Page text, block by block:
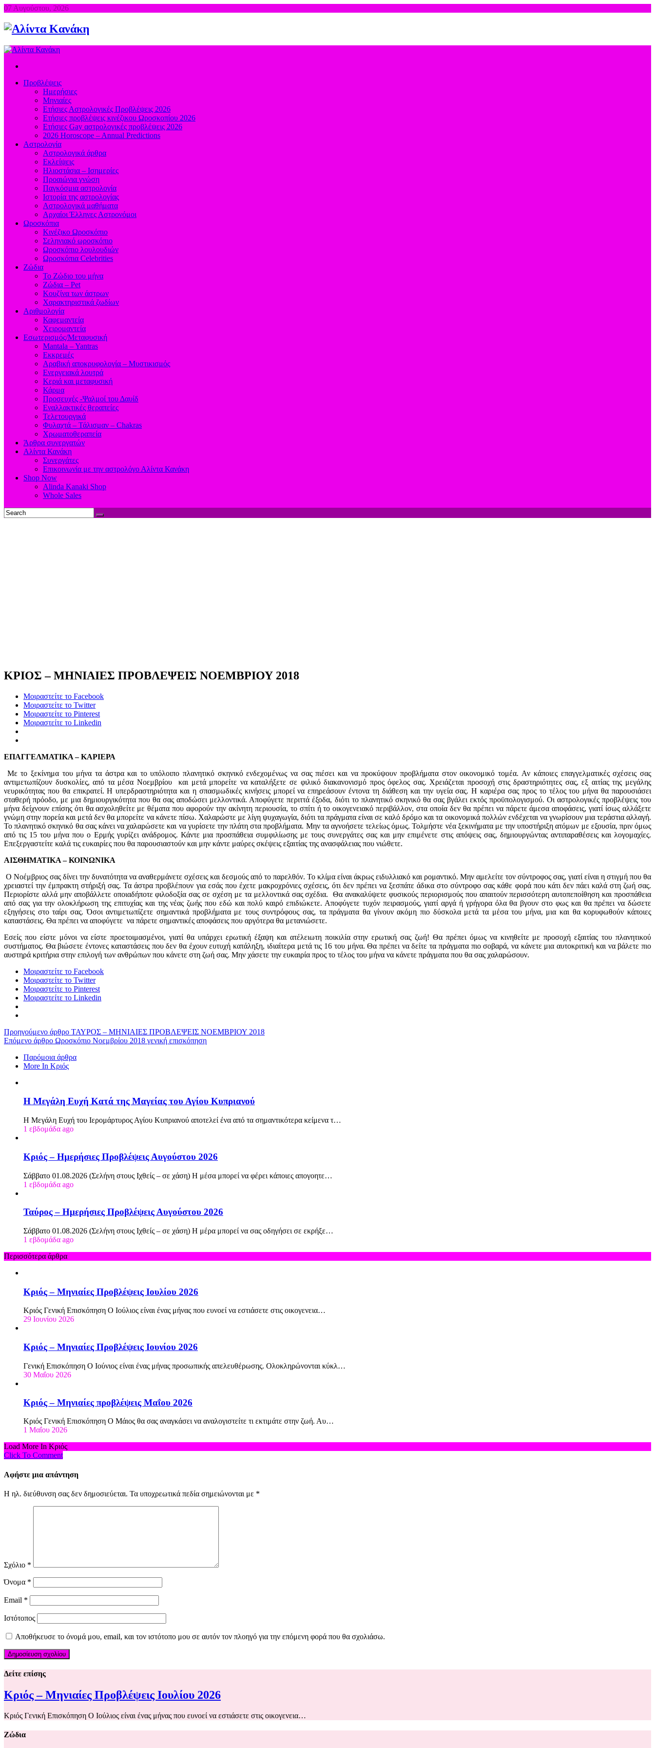
07 Αυγούστου, 2026
Προβλέψεις
Ημερήσιες
Μηνιαίες
Ετήσιες Αστρολογικές Προβλέψεις 2026
Ετήσιες προβλέψεις κινέζικου Ωροσκοπίου 2026
Ετήσιες Gay αστρολογικές προβλέψεις 2026
2026 Horoscope – Annual Predictions
Αστρολογία
Αστρολογικά άρθρα
Εκλείψεις
Ηλιοστάσια – Ισημερίες
Προαιώνια γνώση
Παγκόσμια αστρολογία
Ιστορία της αστρολογίας
Aστρολογικά μαθήματα
Aρχαίοι Έλληνες Αστρονόμοι
Ωροσκόπια
Κινέζικο Ωροσκόπιο
Σεληνιακό ωροσκόπιο
Ωροσκόπιο λουλουδιών
Ωροσκόπια Celebrities
Ζώδια
Το Ζώδιο του μήνα
Ζώδια – Pet
Κουζίνα των άστρων
Χαρακτηριστικά ζωδίων
Αριθμολογία
Καφεμαντεία
Χειρομαντεία
Εσωτερισμός/Μεταφυσική
Mantala – Yantras
Εκκρεμές
Αραβική αποκρυφολογία – Μυστικισμός
Ενεργειακά λουτρά
Κεριά και μεταφυσική
Κάρμα
Προσευχές -Ψαλμοί του Δαυίδ
Εναλλακτικές θεραπείες
Τελετουργικά
Φυλαχτά – Τάλισμαν – Chakras
Χρωματοθεραπεία
Άρθρα συνεργατών
Αλίντα Κανάκη
Συνεργάτες
Επικοινωνία με την αστρολόγο Αλίντα Κανάκη
Shop Now
Alinda Kanaki Shop
Whole Sales
ΚΡΙΟΣ – ΜΗΝΙΑΙΕΣ ΠΡΟΒΛΕΨΕΙΣ ΝΟΕΜΒΡΙΟΥ 2018
Μοιραστείτε το Facebook
Μοιραστείτε το Twitter
Μοιραστείτε το Pinterest
Μοιραστείτε το Linkedin
ΕΠΑΓΓΕΛΜΑΤΙΚΑ – ΚΑΡΙΕΡΑ
Με το ξεκίνημα του μήνα τα άστρα και το υπόλοιπο πλανητικό σκηνικό ενδεχομένως να σας πιέσει και να προκύψουν προβλήματα στον οικονομικό τομέα. Αν κάποιες επαγγελματικές σχέσεις σας
αντιμετωπίζουν δυσκολίες, από τα μέσα Νοεμβρίου και μετά μπορείτε να καταλήξετε σε φιλικό διακανονισμό προς όφελος σας. Χρειάζεται προσοχή στις δραστηριότητες σας, εξ αιτίας της μεγάλης
νευρικότητας που θα επικρατεί. Η υπερδραστηριότητα και η σπασμωδικές κινήσεις μπορεί να επηρεάσουν έντονα τη διάθεση και την υγεία σας. Η καριέρα σας προς το τέλος του μήνα θα παρουσιάσει
σταθερή πρόοδο, με μια δημιουργικότητα που θα σας αποδώσει μελλοντικά. Αποφύγετε περιττά έξοδα, διότι το πλανητικό σκηνικό θα σας βγάλει εκτός προϋπολογισμού. Οι αστρολογικές προβλέψεις του
μήνα δείχνουν επίσης ότι θα ασχοληθείτε με θέματα που αφορούν την ακίνητη περιουσία, το σπίτι ή το οικογενειακό περιβάλλον, στα οποία δεν θα πρέπει να πάρετε άμεσα αποφάσεις, γιατί ίσως αλλάξετε
γνώμη στην πορεία και μετά δεν θα μπορείτε να κάνετε πίσω. Χαλαρώστε με λίγη ψυχαγωγία, διότι τα πράγματα είναι σε καλό δρόμο και τα οικονομικά πολλών ενδέχεται να γνωρίσουν μια τεράστια αλλαγή.
Το πλανητικό σκηνικό θα σας κάνει να χαλαρώσετε και να γυρίσετε την πλάτη στα προβλήματα. Μην τα αγνοήσετε τελείως όμως. Τολμήστε νέα ξεκινήματα με την υποστήριξη ατόμων με εξουσία, πριν όμως
από τις 15 του μήνα που ο Ερμής γυρίζει ανάδρομος. Κάντε μια προσπάθεια συμφιλίωσης με τους συνεργάτες σας και μην επιμένετε στις απόψεις σας, δημιουργώντας αντιπαραθέσεις και λογομαχίες.
Επεξεργαστείτε καλά τις ευκαιρίες που θα παρουσιαστούν και μην κάντε μαύρες σκέψεις εξαιτίας της ανασφάλειας που νιώθετε.
ΑΙΣΘΗΜΑΤΙΚΑ – ΚΟΙΝΩΝΙΚΑ
Ο Νοέμβριος σας δίνει την δυνατότητα να αναθερμάνετε σχέσεις και δεσμούς από το παρελθόν. Το κλίμα είναι άκρως ειδυλλιακό και ρομαντικό. Μην αμελείτε τον σύντροφος σας, γιατί είναι η στιγμή που θα
χρειαστεί την έμπρακτη στήριξή σας. Τα άστρα προβλέπουν για εσάς που έχετε μακροχρόνιες σχέσεις, ότι δεν πρέπει να ξεσπάτε άδικα στο σύντροφο σας κάθε φορά που κάτι δεν πάει καλά στη ζωή σας.
Περιορίστε αλλά μην αποβάλλετε οποιαδήποτε φιλοδοξία σας σε σχέση με τα μελλοντικά σας σχέδια. Θα ανακαλύψετε φυσικούς περιορισμούς που απαιτούν περισσότερη αυτοπεποίθηση και προσπάθεια
από σας για την ολοκλήρωση της επιτυχίας και της νέας ζωής που εδώ και πολύ καιρό επιδιώκετε. Αποφύγετε τυχόν πειρασμούς, γιατί αργά ή γρήγορα όλα θα βγουν στο φως και θα πρέπει να δώσετε
εξηγήσεις στο ταίρι σας. Όσοι αντιμετωπίζετε σημαντικά προβλήματα με τους συντρόφους σας, τα πράγματα θα γίνουν ακόμη πιο δύσκολα μετά τα μέσα του μήνα, μια και θα κορυφωθούν κάποιες
καταστάσεις. Θα πρέπει να αποφύγετε να πάρετε σημαντικές αποφάσεις που αργότερα θα μετανιώσετε.
Εσείς που είστε μόνοι να είστε προετοιμασμένοι, γιατί θα υπάρχει ερωτική έξαψη και ατέλειωτη ποικιλία στην ερωτική σας ζωή! Θα πρέπει όμως να κινηθείτε με προσοχή εξαιτίας του πλανητικού
συστήματος. Θα βιώσετε έντονες καταστάσεις που δεν θα έχουν ευτυχή κατάληξη, ιδιαίτερα μετά τις 16 του μήνα. Θα πρέπει να δείτε τα πράγματα πιο σοβαρά, να κάνετε μια αυτοκριτική και να βάλετε πιο
αυστηρά κριτήρια στην επιλογή των ανθρώπων που κάνετε στη ζωή σας. Μην χάσετε την ευκαιρία προς το τέλος του μήνα να κάνετε πράγματα που θα σας χαλαρώσουν.
Μοιραστείτε το Facebook
Μοιραστείτε το Twitter
Μοιραστείτε το Pinterest
Μοιραστείτε το Linkedin
Προηγούμενο άρθρο ΤΑΥΡΟΣ – ΜΗΝΙΑΙΕΣ ΠΡΟΒΛΕΨΕΙΣ ΝΟΕΜΒΡΙΟΥ 2018
Επόμενο άρθρο Ωροσκόπιο Νοεμβρίου 2018 γενική επισκόπηση
Παρόμοια άρθρα
More In Κριός
Η Μεγάλη Ευχή Κατά της Μαγείας του Αγίου Κυπριανού
Η Μεγάλη Ευχή του Ιερομάρτυρος Αγίου Κυπριανού αποτελεί ένα από τα σημαντικότερα κείμενα τ…
1 εβδομάδα ago
Κριός – Ημερήσιες Προβλέψεις Αυγούστου 2026
Σάββατο 01.08.2026 (Σελήνη στους Ιχθείς – σε χάση) Η μέσα μπορεί να φέρει κάποιες απογοητε…
1 εβδομάδα ago
Ταύρος – Ημερήσιες Προβλέψεις Αυγούστου 2026
Σάββατο 01.08.2026 (Σελήνη στους Ιχθείς – σε χάση) Η μέρα μπορεί να σας οδηγήσει σε εκρήξε…
1 εβδομάδα ago
Περισσότερα άρθρα
Κριός – Μηνιαίες Προβλέψεις Ιουλίου 2026
Κριός Γενική Επισκόπηση Ο Ιούλιος είναι ένας μήνας που ευνοεί να εστιάσετε στις οικογενεια…
29 Ιουνίου 2026
Κριός – Μηνιαίες Προβλέψεις Ιουνίου 2026
Γενική Επισκόπηση Ο Ιούνιος είναι ένας μήνας προσωπικής απελευθέρωσης. Ολοκληρώνονται κύκλ…
30 Μαΐου 2026
Κριός – Μηνιαίες προβλέψεις Μαΐου 2026
Κριός Γενική Επισκόπηση Ο Μάιος θα σας αναγκάσει να αναλογιστείτε τι εκτιμάτε στην ζωή. Αυ…
1 Μαΐου 2026
Load More In Κριός
Click To Comment
Αφήστε μια απάντηση
Η ηλ. διεύθυνση σας δεν δημοσιεύεται. Τα υποχρεωτικά πεδία σημειώνονται με *
Σχόλιο *
Όνομα *
Email *
Ιστότοπος
Αποθήκευσε το όνομά μου, email, και τον ιστότοπο μου σε αυτόν τον πλοηγό για την επόμενη φορά που θα σχολιάσω.
Δείτε επίσης
Κριός – Μηνιαίες Προβλέψεις Ιουλίου 2026
Κριός Γενική Επισκόπηση Ο Ιούλιος είναι ένας μήνας που ευνοεί να εστιάσετε στις οικογενεια…
Ζώδια